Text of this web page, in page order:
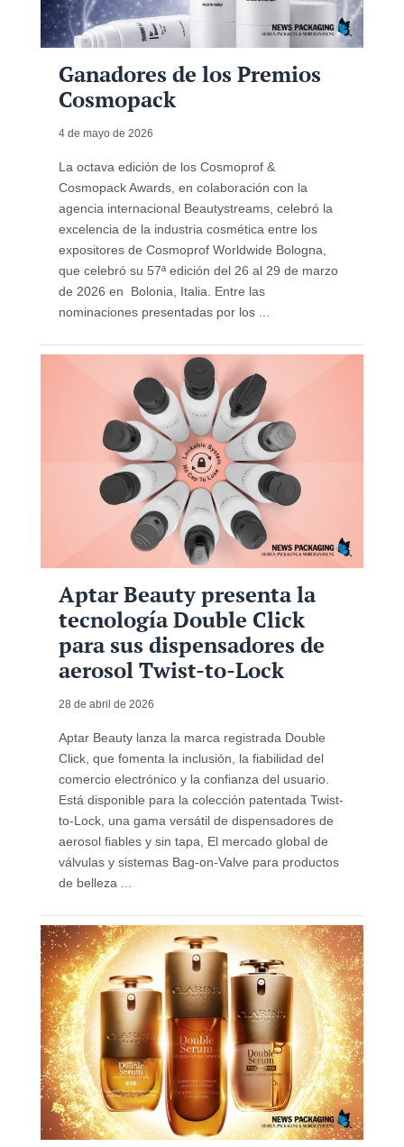
Ganadores de los Premios
Cosmopack
4 de mayo de 2026
La octava edición de los Cosmoprof &
Cosmopack Awards, en colaboración con la
agencia internacional Beautystreams, celebró la
excelencia de la industria cosmética entre los
expositores de Cosmoprof Worldwide Bologna,
que celebró su 57ª edición del 26 al 29 de marzo
de 2026 en Bolonia, Italia. Entre las
nominaciones presentadas por los ...
Aptar Beauty presenta la
tecnología Double Click
para sus dispensadores de
aerosol Twist-to-Lock
28 de abril de 2026
Aptar Beauty lanza la marca registrada Double
Click, que fomenta la inclusión, la fiabilidad del
comercio electrónico y la confianza del usuario.
Está disponible para la colección patentada Twist-
to-Lock, una gama versátil de dispensadores de
aerosol fiables y sin tapa, El mercado global de
válvulas y sistemas Bag-on-Valve para productos
de belleza ...